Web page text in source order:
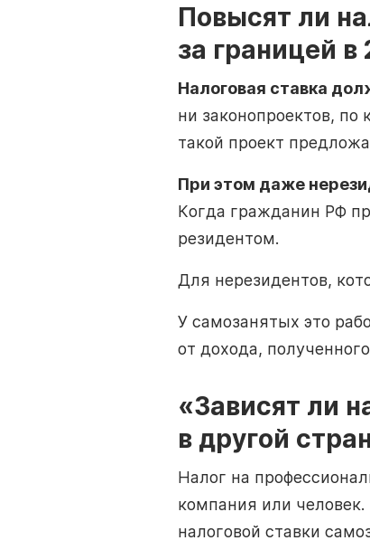
Повысят ли
за границей
Налоговая ставка
ни законопроектов,
такой проект
При этом даже
Когда гражданин РФ
резидентом.
Для нерезидентов,
У самозанятых это
от дохода,
«Зависят ли
в другой
Налог на
компания или
налоговой ставки